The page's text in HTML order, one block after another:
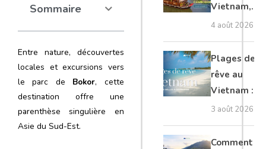
Sommaire
Entre nature, découvertes
locales et excursions vers
le parc de Bokor, cette
destination offre une
parenthèse singulière en
Asie du Sud-Est.
Vietnam,
Cambodge
et Laos :
guide
complet
4 août 2026
Plages de
rêve au
Vietnam :
les plus
belles à
découvrir
3 août 2026
Comment